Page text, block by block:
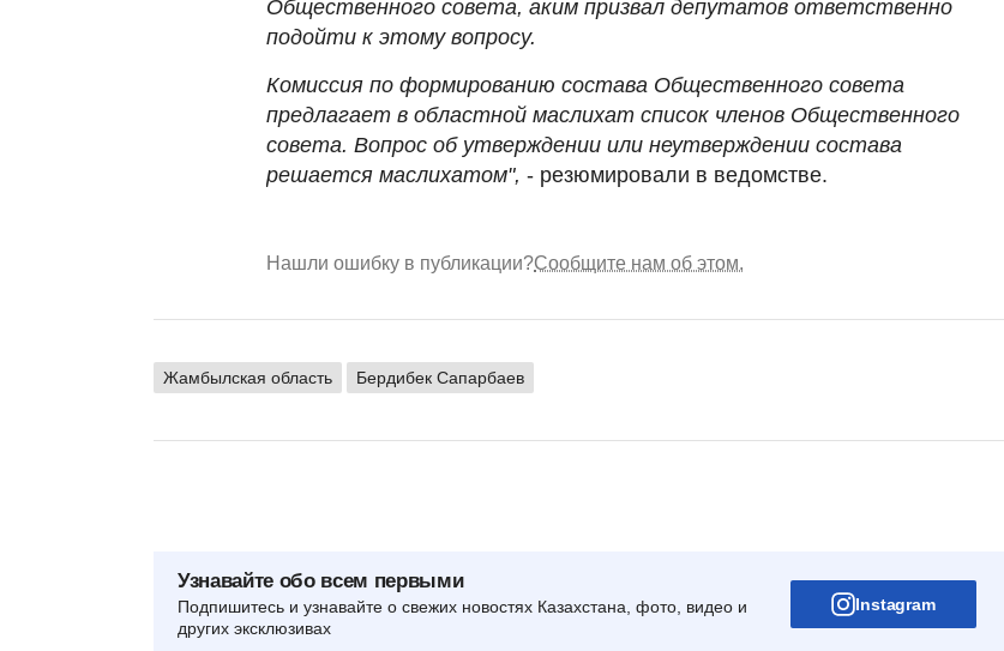
Общественного совета, аким призвал депутатов ответственно
подойти к этому вопросу.
Комиссия по формированию состава Общественного совета
предлагает в областной маслихат список членов Общественного
совета. Вопрос об утверждении или неутверждении состава
решается маслихатом", - резюмировали в ведомстве.
Нашли ошибку в публикации?Сообщите нам об этом.
Жамбылская область Бердибек Сапарбаев
Узнавайте обо всем первыми
Подпишитесь и узнавайте о свежих новостях Казахстана, фото, видео и
других эксклюзивах
Instagram